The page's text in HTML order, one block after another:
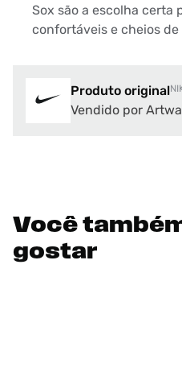
Sox são a escolha certa
confortáveis e cheios de
Produto original
Vendido por
Você
gostar